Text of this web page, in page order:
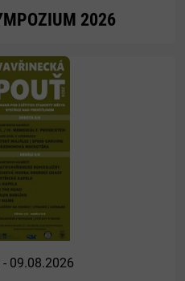
2026
09.08.2026
Více